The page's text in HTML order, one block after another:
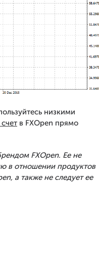
низкими
в FXOpen прямо
FXOpen. Ее не
в отношении продуктов
а также не следует ее